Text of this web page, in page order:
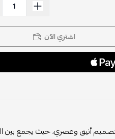
اشتري الآن
بتصميم أنيق وعصري، حيث يجمع بين